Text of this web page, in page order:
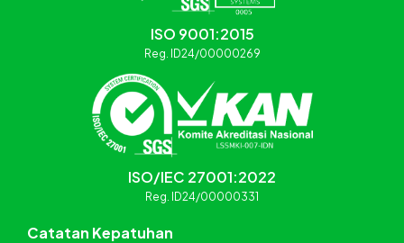
ISO 9001:2015
Reg. ID24/00000269
ISO/IEC 27001:2022
Reg. ID24/00000331
Catatan Kepatuhan